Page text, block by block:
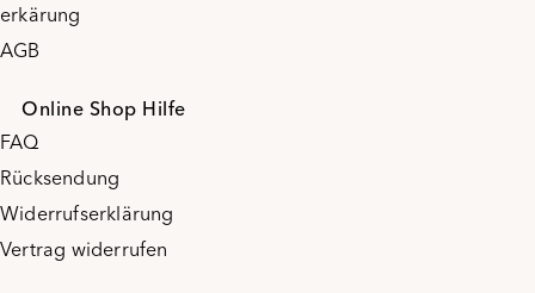
erkärung
AGB
Online Shop Hilfe
FAQ
Rücksendung
Widerrufserklärung
Vertrag widerrufen